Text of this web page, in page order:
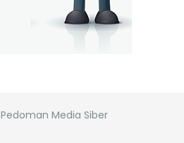
Pedoman Media Siber